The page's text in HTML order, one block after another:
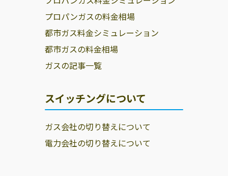
プロパンガスの料金相場
都市ガス料金シミュレーション
都市ガスの料金相場
ガスの記事一覧
スイッチングについて
ガス会社の切り替えについて
電力会社の切り替えについて